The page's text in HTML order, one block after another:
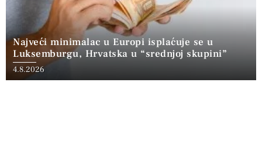
Najveći minimalac u Europi isplaćuje se u
Luksemburgu, Hrvatska u “srednjoj skupini”
4.8.2026